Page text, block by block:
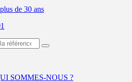
de 30 ans
SOMMES-NOUS ?